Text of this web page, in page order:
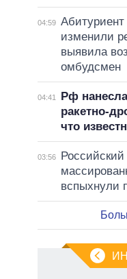
04:59
изменили
выявила
омбудсмен
04:41
Рф
ракетно-
что
03:56
Российский
вспыхнули